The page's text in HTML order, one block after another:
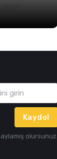
Kaydol
olursunuz.